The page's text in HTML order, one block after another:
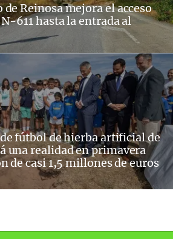
Reinosa mejora el acceso
611 hasta la entrada al
fútbol de hierba artificial de
una realidad en primavera
de casi 1,5 millones de euros